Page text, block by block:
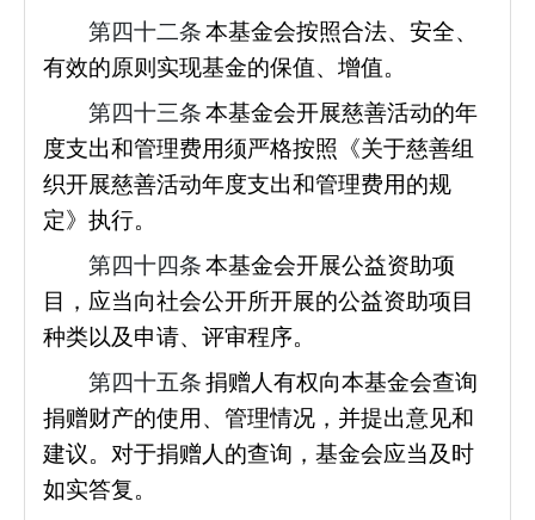
第四十二条本基金会按照合法、安全、
有效的原则实现基金的保值、增值。
第四十三条本基金会开展慈善活动的年
度支出和管理费用须严格按照《关于慈善组
织开展慈善活动年度支出和管理费用的规
定》执行。
第四十四条本基金会开展公益资助项
目，应当向社会公开所开展的公益资助项目
种类以及申请、评审程序。
第四十五条捐赠人有权向本基金会查询
捐赠财产的使用、管理情况，并提出意见和
建议。对于捐赠人的查询，基金会应当及时
如实答复。